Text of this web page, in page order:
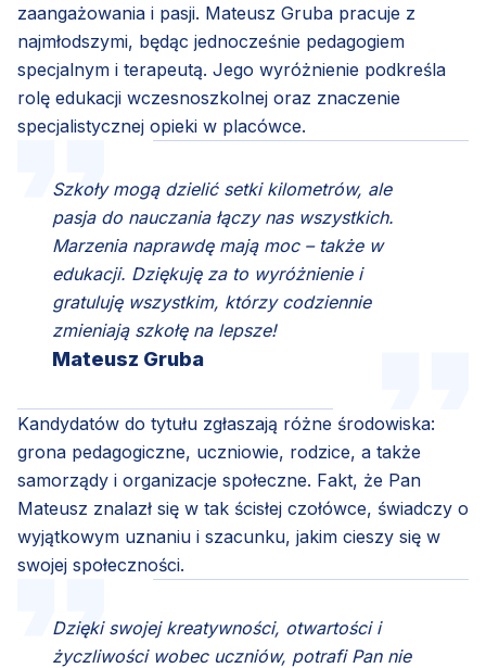
zaangażowania i pasji. Mateusz Gruba pracuje z
najmłodszymi, będąc jednocześnie pedagogiem
specjalnym i terapeutą. Jego wyróżnienie podkreśla
rolę edukacji wczesnoszkolnej oraz znaczenie
specjalistycznej opieki w placówce.
Szkoły mogą dzielić setki kilometrów, ale
pasja do nauczania łączy nas wszystkich.
Marzenia naprawdę mają moc – także w
edukacji. Dziękuję za to wyróżnienie i
gratuluję wszystkim, którzy codziennie
zmieniają szkołę na lepsze!
Mateusz Gruba
Kandydatów do tytułu zgłaszają różne środowiska:
grona pedagogiczne, uczniowie, rodzice, a także
samorządy i organizacje społeczne. Fakt, że Pan
Mateusz znalazł się w tak ścisłej czołówce, świadczy o
wyjątkowym uznaniu i szacunku, jakim cieszy się w
swojej społeczności.
Dzięki swojej kreatywności, otwartości i
życzliwości wobec uczniów, potrafi Pan nie